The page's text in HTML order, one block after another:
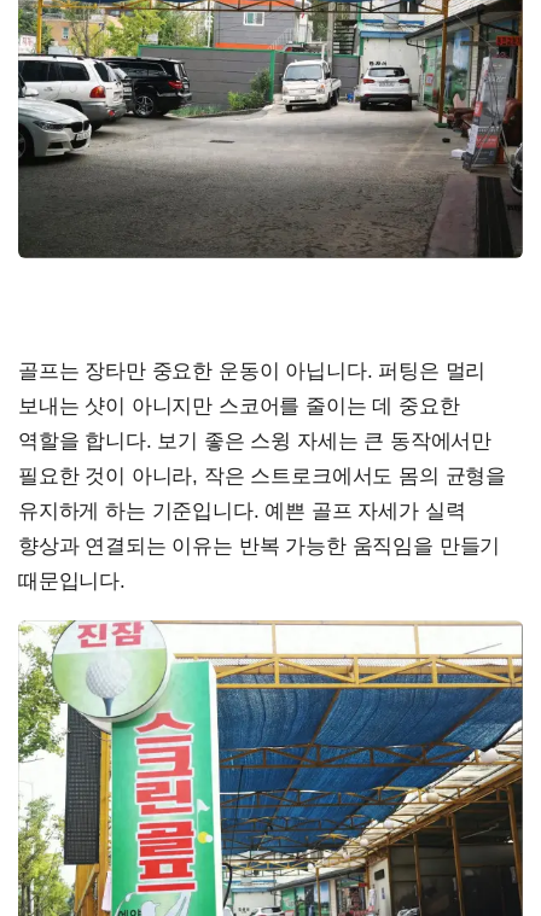
골프는 장타만 중요한 운동이 아닙니다. 퍼팅은 멀리
보내는 샷이 아니지만 스코어를 줄이는 데 중요한
역할을 합니다. 보기 좋은 스윙 자세는 큰 동작에서만
필요한 것이 아니라, 작은 스트로크에서도 몸의 균형을
유지하게 하는 기준입니다. 예쁜 골프 자세가 실력
향상과 연결되는 이유는 반복 가능한 움직임을 만들기
때문입니다.